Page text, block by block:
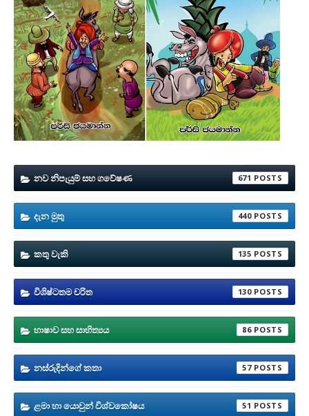
නව නිපැයුම් සහ ගවේෂණ 671
දැන මුතු 440
කතු වැකි 135
විශිෂ්ටතම චරිත 130
භාෂාව සහ සාහිත්‍යය 86
නස්රුදින්ගේ කතා 57
ළමා හා යොවුන් විශ්වකෝෂය 51